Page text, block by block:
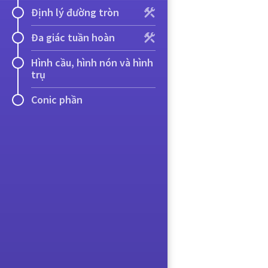
Định lý đường tròn
Đa giác tuần hoàn
Hình cầu, hình nón và hình
trụ
Conic phần